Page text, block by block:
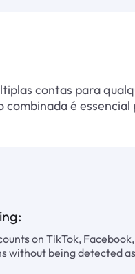
contas para
combinada é essencial
on TikTok,
without being detected